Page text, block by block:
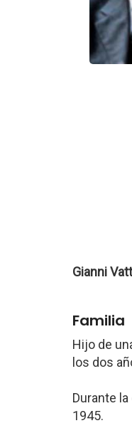
Gianni
Familia
Hijo de
los dos
Durante
1945.